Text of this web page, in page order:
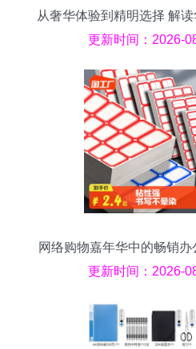
从奢华体验到精明选择 解
的合理
更新时间：2026-
网络购物嘉年华中的畅销
更新时间：2026-